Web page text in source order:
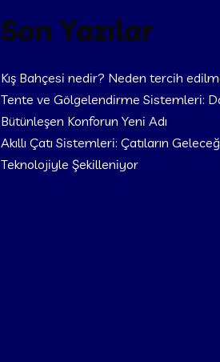
Son Yazılar
Kış Bahçesi nedir? Neden tercih
Tente ve Gölgelendirme Sistemleri:
Bütünleşen Konforun Yeni Adı
Akıllı Çatı Sistemleri: Çatıların
Teknolojiyle Şekilleniyor